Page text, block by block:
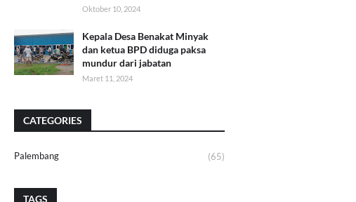
Oktober 10, 2024
Kepala Desa Benakat Minyak
dan ketua BPD diduga paksa
mundur dari jabatan
Maret 11, 2024
CATEGORIES
Palembang (65)
TAGS